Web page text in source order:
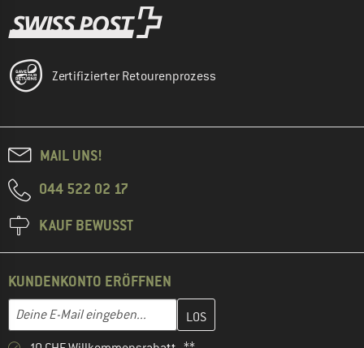
Zertifizierter Retourenprozess
MAIL UNS!
044 522 02 17
KAUF BEWUSST
KUNDENKONTO ERÖFFNEN
E-Mail-Adresse
Gib hier deine E-Mail-Adresse ein und erstelle im nächsten